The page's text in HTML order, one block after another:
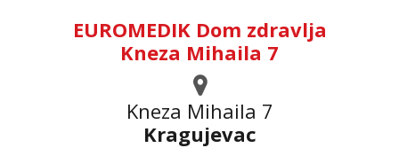
EUROMEDIK Dom zdravlja
Kneza Mihaila 7
Kneza Mihaila 7
Kragujevac